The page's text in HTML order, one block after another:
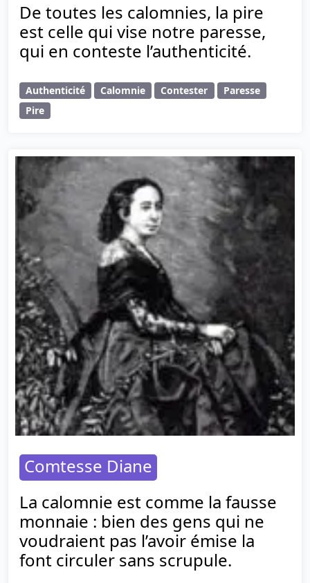
De toutes les calomnies, la pire
est celle qui vise notre paresse,
qui en conteste l’authenticité.
Authenticité Calomnie Contester
Paresse
Pire
Comtesse Diane
La calomnie est comme la fausse
monnaie : bien des gens qui ne
voudraient pas l’avoir émise la
font circuler sans scrupule.